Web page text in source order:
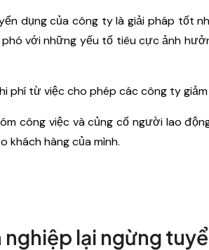
dụng của công ty là giải pháp tốt
phó với những yếu tố tiêu cực ảnh
phí từ việc cho phép các công ty
công việc và củng cố người lao
khách hàng của mình.
nghiệp lại ngừng